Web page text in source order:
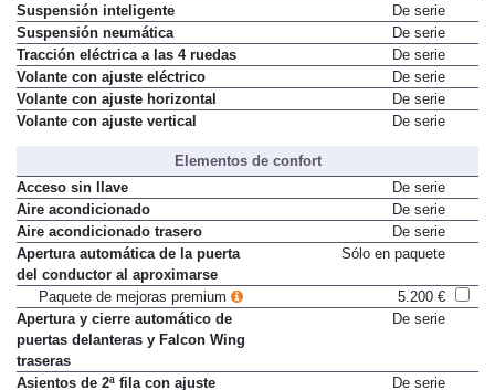
Suspensión inteligente
De serie
Suspensión neumática
De serie
Tracción eléctrica a las 4 ruedas
De serie
Volante con ajuste eléctrico
De serie
Volante con ajuste horizontal
De serie
Volante con ajuste vertical
De serie
Elementos de confort
Acceso sin llave
De serie
Aire acondicionado
De serie
Aire acondicionado trasero
De serie
Apertura automática de la puerta
del conductor al aproximarse
Sólo en paquete
Paquete de mejoras premium
5.200 €
Apertura y cierre automático de
puertas delanteras y Falcon Wing
traseras
De serie
Asientos de 2ª fila con ajuste De serie